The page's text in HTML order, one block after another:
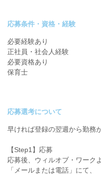
応募条件・資格・経験
必要経験あり
正社員・社会人経験
必要資格あり
保育士
応募選考について
早ければ登録の翌週から勤務
【Step1】応募
応募後、ウィルオブ・ワーク
「メールまたは電話」にて、